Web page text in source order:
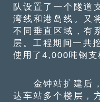
队设置了一个隧道
湾线和港岛线。又
不同垂直区域，有
层。工程期间一共
使用了4,000吨钢支
金钟站扩建后，
达车站多个楼层，